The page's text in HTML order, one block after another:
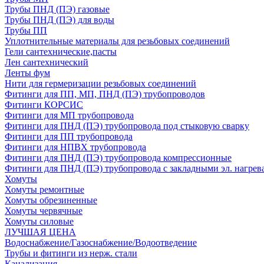
Трубы ПНД (ПЭ) газовые
Трубы ПНД (ПЭ) для воды
Трубы ПП
Уплотнительные материалы для резьбовых соединений
Гели сантехнические,пасты
Лен сантехнический
Ленты фум
Нити для гермеризации резьбовых соединений
Фитинги для ПП, МП, ПНД (ПЭ) трубопроводов
Фитинги КОРСИС
Фитинги для МП трубопровода
Фитинги для ПНД (ПЭ) трубопровода под стыковую сварку
Фитинги для ПП трубопровода
Фитинги для НПВХ трубопровода
Фитинги для ПНД (ПЭ) трубопровода компрессионные
Фитинги для ПНД (ПЭ) трубопровода с закладными эл.
Хомуты
Хомуты ремонтные
Хомуты обрезиненные
Хомуты червячные
Хомуты силовые
ЛУЧШАЯ ЦЕНА
Водоснабжение/Газоснабжение/Водоотведение
Трубы и фитинги из нерж. стали